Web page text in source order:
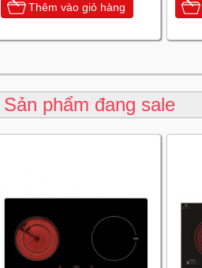
Thêm vào giỏ hàng
Sản phẩm đang sale